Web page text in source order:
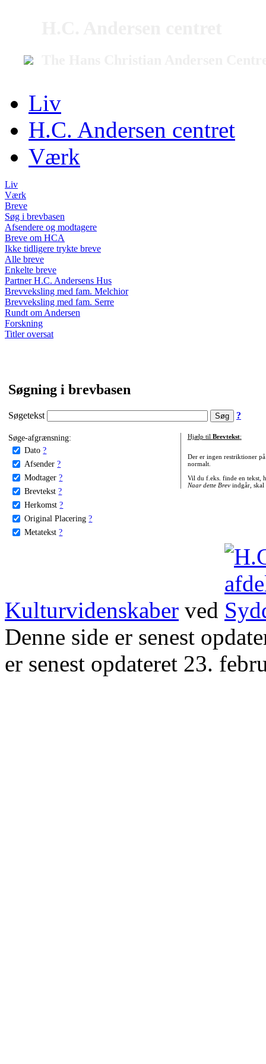
Liv
H.C. Andersen centret
Værk
Liv
Værk
Breve
Søg i brevbasen
Afsendere og modtagere
Breve om HCA
Ikke tidligere trykte breve
Alle breve
Enkelte breve
Partner H.C. Andersens Hus
Brevveksling med fam. Melchior
Brevveksling med fam. Serre
Rundt om Andersen
Forskning
Titler oversat
Søgning i brevbasen
Søgetekst ?
Søge-afgrænsning:
Dato ?
Afsender ?
Modtager ?
Brevtekst ?
Herkomst ?
Original Placering ?
Metatekst ?
Hjælp til Brevtekst:
Der er ingen restriktioner
normalt.
Vil du f.eks. finde en tekst,
Naar dette Brevindgår, skal
Kulturvidenskaber ved
Denne side er senest
er senest opdateret 23.